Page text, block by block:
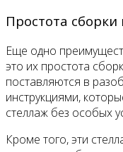
Простота
Еще одно
это их простота
поставляются в
инструкциями,
стеллаж без особых
Кроме того, эти